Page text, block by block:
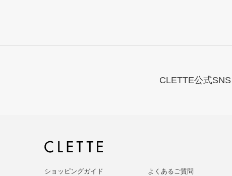
CLETTE公式SNS
ショッピングガイド よくあるご質問